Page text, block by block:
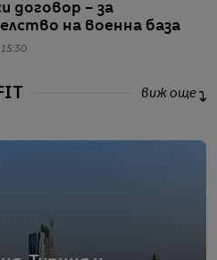
договор – за
на военна база
виж още